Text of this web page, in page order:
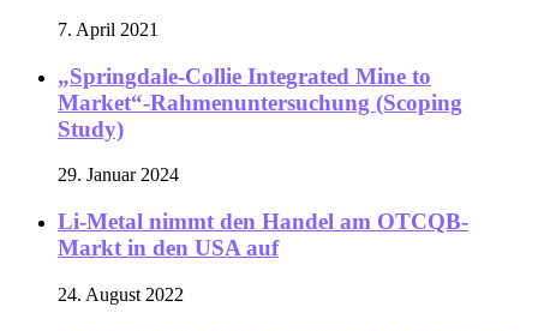
7. April 2021
„Springdale-Collie Integrated Mine to
Market“-Rahmenuntersuchung (Scoping
Study)
29. Januar 2024
Li-Metal nimmt den Handel am OTCQB-
Markt in den USA auf
24. August 2022